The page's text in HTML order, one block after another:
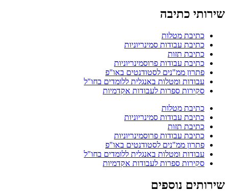
שירותי כתיבה
כתיבת מטלות
כתיבת עבודות סמינריוניות
כתיבת תזות
כתיבת עבודות פרוסמינריוניות
פתרון ממ"נים לסטודנטים באו"פ
עבודות ומטלות באנגלית ללומדים בחו"ל
סקירות ספרות לעבודות אקדמיות
כתיבת מטלות
כתיבת עבודות סמינריוניות
כתיבת תזות
כתיבת עבודות פרוסמינריוניות
פתרון ממ"נים לסטודנטים באו"פ
עבודות ומטלות באנגלית ללומדים בחו"ל
סקירות ספרות לעבודות אקדמיות
שירותים נוספים